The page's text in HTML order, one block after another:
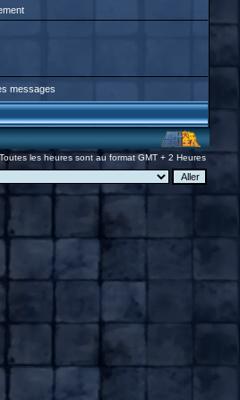
messages
Toutes les heures sont au format GMT + 2 Heures